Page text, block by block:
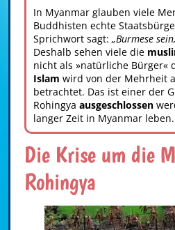
In Myanmar glauben viele
Buddhisten echte
Sprichwort sagt: „Burmese
Deshalb sehen viele die
nicht als »natürliche Bürger«
Islam wird von der Mehrheit
betrachtet. Das ist einer der
Rohingya ausgeschlossen
langer Zeit in Myanmar leben.
Die Krise um die
Rohingya